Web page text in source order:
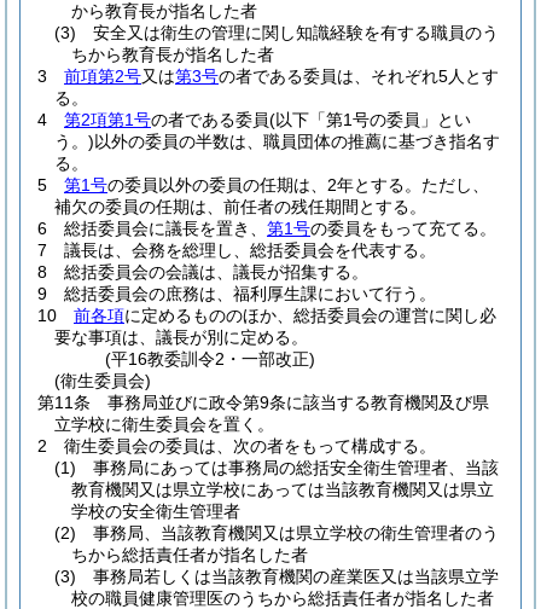
から教育長が指名した者
(3)
安全又は衛生の管理に関し知識経験を有する職員のう
ちから教育長が指名した者
3
前項第2号又は第3号の者である委員は、それぞれ5人とす
る。
4
第2項第1号の者である委員(以下「第1号の委員」とい
う。)以外の委員の半数は、職員団体の推薦に基づき指名す
る。
5
第1号の委員以外の委員の任期は、2年とする。 ただし、
補欠の委員の任期は、前任者の残任期間とする。
6
総括委員会に議長を置き、 第1号の委員をもって充てる。
7
議長は、会務を総理し、総括委員会を代表する。
8
総括委員会の会議は、議長が招集する。
9
総括委員会の庶務は、福利厚生課において行う。
10
前各項に定めるもののほか、総括委員会の運営に関し必
要な事項は、議長が別に定める。
(平16教委訓令2・一部改正)
(衛生委員会)
第11条
事務局並びに政令第9条に該当する教育機関及び県
立学校に衛生委員会を置く。
2
衛生委員会の委員は、次の者をもって構成する。
(1)
事務局にあっては事務局の総括安全衛生管理者、当該
教育機関又は県立学校にあっては当該教育機関又は県立
学校の安全衛生管理者
(2)
事務局、当該教育機関又は県立学校の衛生管理者のう
ちから総括責任者が指名した者
(3)
事務局若しくは当該教育機関の産業医又は当該県立学
校の職員健康管理医のうちから総括責任者が指名した者